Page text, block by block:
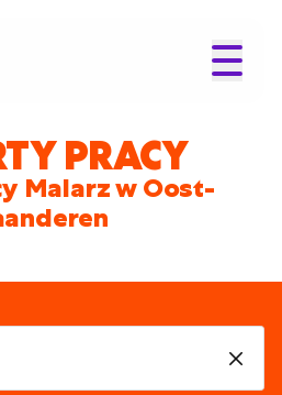
PRACY
Malarz w Oost-